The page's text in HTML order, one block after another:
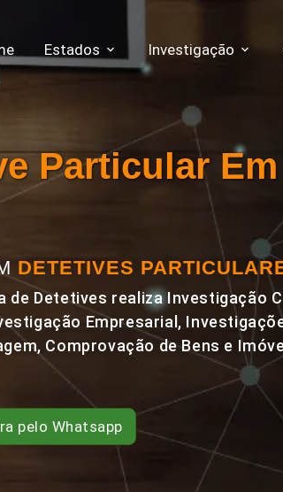
Estados Investigação
Particular
DETETIVES
de Detetives realiza Investigação
Empresarial,
Comprovação de Bens e
pelo Whatsapp